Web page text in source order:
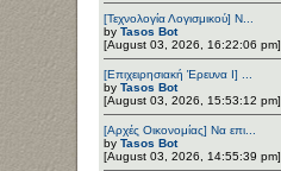
[Τεχνολογία Λογισμικού] Ν...
by Tasos Bot
[August 03, 2026, 16:22:06 pm]
[Επιχειρησιακή Έρευνα Ι] ...
by Tasos Bot
[August 03, 2026, 15:53:12 pm]
[Αρχές Οικονομίας] Να επι...
by Tasos Bot
[August 03, 2026, 14:55:39 pm]